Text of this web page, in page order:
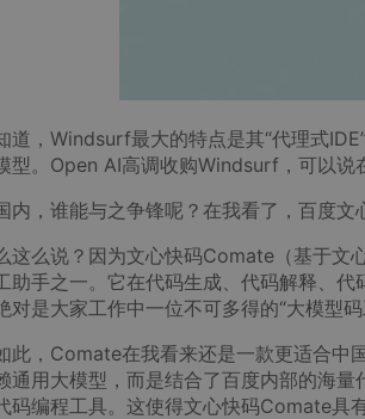
道，Windsurf最大的特点是其“代理式
型。Open AI高调收购Windsurf，可以说
内，谁能与之争锋呢？在我看了，百度文
这么说？因为文心快码Comate（基于文
助手之一。它在代码生成、代码解释、
对是大家工作中一位不可多得的“大模型码
此，Comate在我看来还是一款更适合
通用大模型，而是结合了百度内部的海
码编程工具。这使得文心快码Comate具